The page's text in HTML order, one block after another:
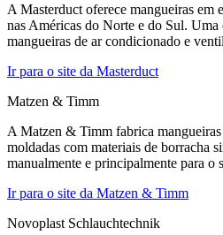
A Masterduct oferece mangueiras em
nas Américas do Norte e do Sul. Uma
mangueiras de ar condicionado e
Ir para o site da Masterduct
Matzen & Timm
A Matzen & Timm fabrica mangueiras
moldadas com materiais de borracha
manualmente e principalmente para o
Ir para o site da Matzen & Timm
Novoplast Schlauchtechnik